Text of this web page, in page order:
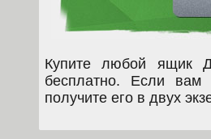
Купите любой ящик
бесплатно. Если вам
получите его в двух